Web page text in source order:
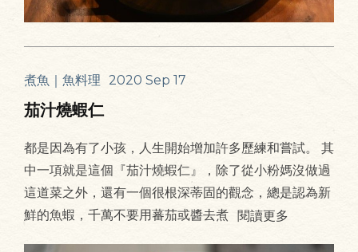
煮魚｜魚料理 2020 Sep 17
茄汁燒蝦仁
都是因為有了小孩，人生開始增加許多歷練和嘗試。 其
中一項就是這個『茄汁燒蝦仁』，除了從小粉媽沒做過
這道菜之外，還有一個很根深蒂固的觀念，總是認為新
鮮的魚蝦，千萬不要用蕃茄或醬去煮 閱讀更多